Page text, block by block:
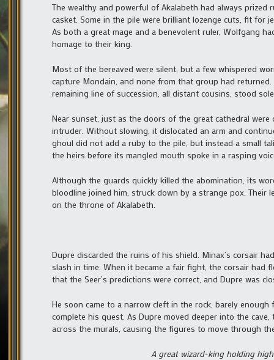
The wealthy and powerful of Akalabeth had always
casket. Some in the pile were brilliant lozenge cuts, fit for
As both a great mage and a benevolent ruler, Wolfgang
homage to their king.
Most of the bereaved were silent, but a few whispered
capture Mondain, and none from that group had
remaining line of succession, all distant cousins, stood
Near sunset, just as the doors of the great cathedral
intruder. Without slowing, it dislocated an arm and
ghoul did not add a ruby to the pile, but instead a small
the heirs before its mangled mouth spoke in a rasping
Although the guards quickly killed the abomination, its
bloodline joined him, struck down by a strange pox. Their
on the throne of Akalabeth.
Dupre discarded the ruins of his shield. Minax’s corsair
slash in time. When it became a fair fight, the corsair had
that the Seer’s predictions were correct, and Dupre was
He soon came to a narrow cleft in the rock, barely
complete his quest. As Dupre moved deeper into the
across the murals, causing the figures to move through
A great wizard-king holding